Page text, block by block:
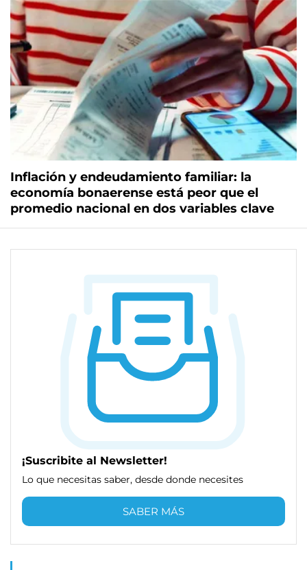
Inflación y endeudamiento familiar: la
economía bonaerense está peor que el
promedio nacional en dos variables clave
¡Suscribite al Newsletter!
Lo que necesitas saber, desde donde necesites
SABER MÁS